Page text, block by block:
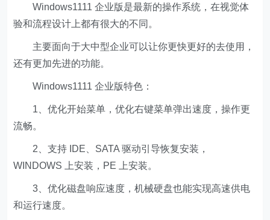
Windows1111 企业版是最新的操作系统，在视觉体
验和流程设计上都有很大的不同。
主要面向于大中型企业可以让你更快更好的去使用，
还有更加先进的功能。
Windows1111 企业版特色：
1、优化开始菜单，优化右键菜单弹出速度，操作更
流畅。
2、支持 IDE、SATA 驱动引导恢复安装，
WINDOWS 上安装，PE 上安装。
3、优化磁盘响应速度，机械硬盘也能实现高速供电
和运行速度。